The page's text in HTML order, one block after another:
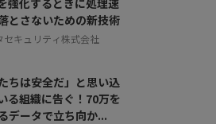
強化するときに処理速
とさないための新技術
セキュリティ株式会社
たちは安全だ」と思い込
る組織に告ぐ！70万を
データで立ち向か...